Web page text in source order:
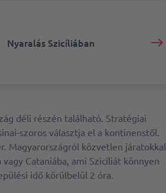
Nyaralás Szicíliában
déli részén található. Stratégiai
szoros választja el a kontinenstől.
Magyarországról közvetlen járatokkal
Cataniába, ami Szicíliát könnyen
idő körülbelül 2 óra.